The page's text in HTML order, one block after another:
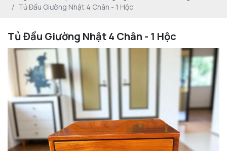
Tủ Đầu Giường Nhật 4 Chân - 1 Hộc
Tủ Đầu Giường Nhật 4 Chân - 1 Hộc